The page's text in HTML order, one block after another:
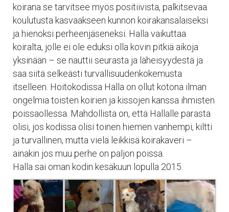
koirana se tarvitsee myös positiivista, palkitsevaa
koulutusta kasvaakseen kunnon koirakansalaiseksi
ja hienoksi perheenjäseneksi. Halla vaikuttaa
koiralta, jolle ei ole eduksi olla kovin pitkiä aikoja
yksinään – se nauttii seurasta ja läheisyydestä ja
saa siitä selkeästi turvallisuudenkokemusta
itselleen. Hoitokodissa Halla on ollut kotona ilman
ongelmia toisten koirien ja kissojen kanssa ihmisten
poissaollessa. Mahdollista on, että Hallalle parasta
olisi, jos kodissa olisi toinen hiemen vanhempi, kiltti
ja turvallinen, mutta vielä leikkisä koirakaveri –
ainakin jos muu perhe on paljon poissa.
Halla sai oman kodin kesäkuun lopulla 2015.